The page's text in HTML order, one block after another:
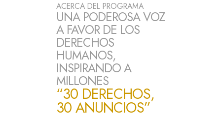
ACERCA DEL PROGRAMA
UNA PODEROSA VOZ
A FAVOR DE LOS
DERECHOS
HUMANOS,
INSPIRANDO A
MILLONES
“30 DERECHOS,
30 ANUNCIOS”